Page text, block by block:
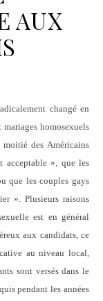
AUX
homosexuels
des Américains
acceptable », que les
que les couples gays
». Plusieurs raisons
est en général
aux candidats, ce
au niveau local,
sont versés dans le
pendant les années